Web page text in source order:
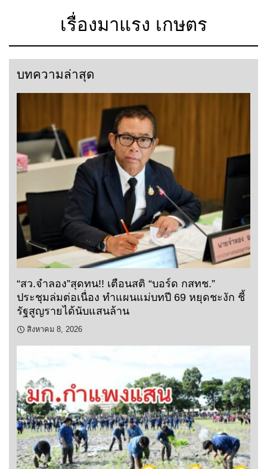
เรื่องมาแรง เกษตร
บทความล่าสุด
“สว.จำลอง”สุดทน!! เตือนสติ “บอร์ด กสทช.”
ประชุมล่มต่อเนื่อง ทำแผนแม่บทปี 69 หยุดชะงัก ชี้
รัฐสูญรายได้นับแสนล้าน
สิงหาคม 8, 2026